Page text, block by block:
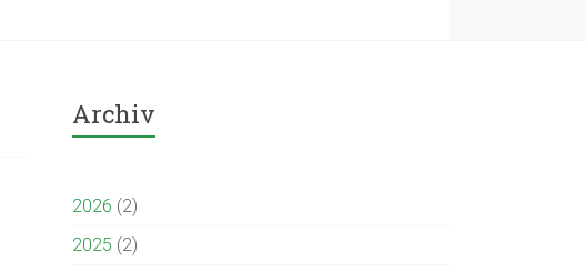
Archiv
2026 (2)
2025 (2)